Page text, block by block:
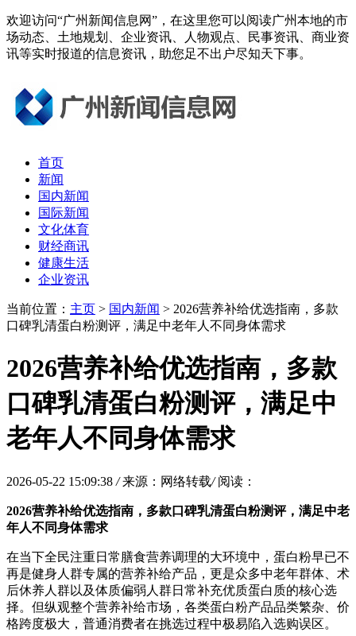
欢迎访问“广州新闻信息网”，在这里您可以阅读广州本地的市
场动态、土地规划、企业资讯、人物观点、民事资讯、商业资
讯等实时报道的信息资讯，助您足不出户尽知天下事。
首页
新闻
国内新闻
国际新闻
文化体育
财经商讯
健康生活
企业资讯
当前位置： 主页 > 国内新闻 > 2026营养补给优选指南，多款
口碑乳清蛋白粉测评，满足中老年人不同身体需求
2026营养补给优选指南，多款
口碑乳清蛋白粉测评，满足中
老年人不同身体需求
2026-05-22 15:09:38 / 来源：网络转载/ 阅读：
2026营养补给优选指南，多款口碑乳清蛋白粉测评，满足中老
年人不同身体需求
在当下全民注重日常膳食营养调理的大环境中，蛋白粉早已不
再是健身人群专属的营养补给产品，更是众多中老年群体、术
后休养人群以及体质偏弱人群日常补充优质蛋白质的核心选
择。但纵观整个营养补给市场，各类蛋白粉产品品类繁杂、价
格跨度极大，普通消费者在挑选过程中极易陷入选购误区。